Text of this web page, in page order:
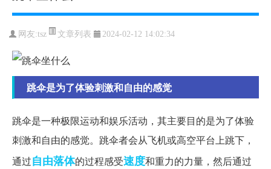
网友:tsz 文章列表 2024-02-12 14:02:34
跳伞是为了体验刺激和自由的感觉
跳伞是一种极限运动和娱乐活动，其主要目的是为了体验
刺激和自由的感觉。跳伞者会从飞机或高空平台上跳下，
通过自由落体的过程感受速度和重力的力量，然后通过